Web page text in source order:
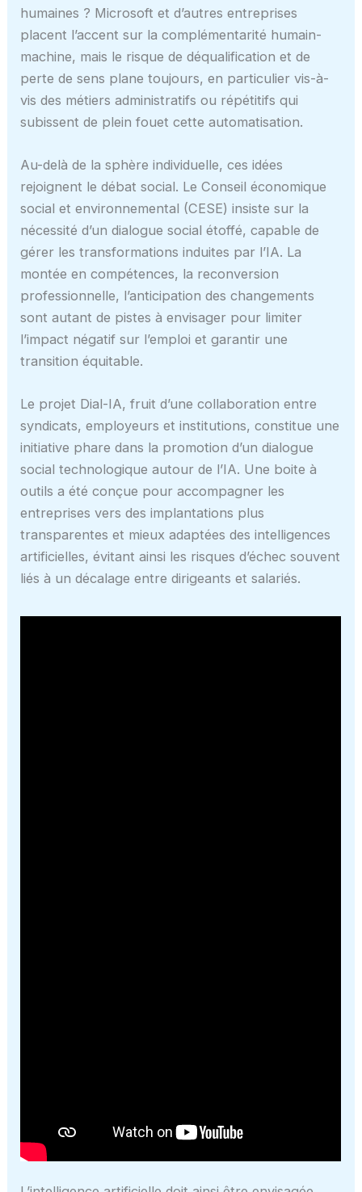
humaines ? Microsoft et d’autres entreprises
placent l’accent sur la complémentarité humain-
machine, mais le risque de déqualification et de
perte de sens plane toujours, en particulier vis-à-
vis des métiers administratifs ou répétitifs qui
subissent de plein fouet cette automatisation.
Au-delà de la sphère individuelle, ces idées
rejoignent le débat social. Le Conseil économique
social et environnemental (CESE) insiste sur la
nécessité d’un dialogue social étoffé, capable de
gérer les transformations induites par l’IA. La
montée en compétences, la reconversion
professionnelle, l’anticipation des changements
sont autant de pistes à envisager pour limiter
l’impact négatif sur l’emploi et garantir une
transition équitable.
Le projet Dial-IA, fruit d’une collaboration entre
syndicats, employeurs et institutions, constitue une
initiative phare dans la promotion d’un dialogue
social technologique autour de l’IA. Une boite à
outils a été conçue pour accompagner les
entreprises vers des implantations plus
transparentes et mieux adaptées des intelligences
artificielles, évitant ainsi les risques d’échec souvent
liés à un décalage entre dirigeants et salariés.